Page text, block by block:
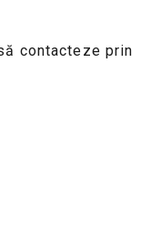
contacteze prin